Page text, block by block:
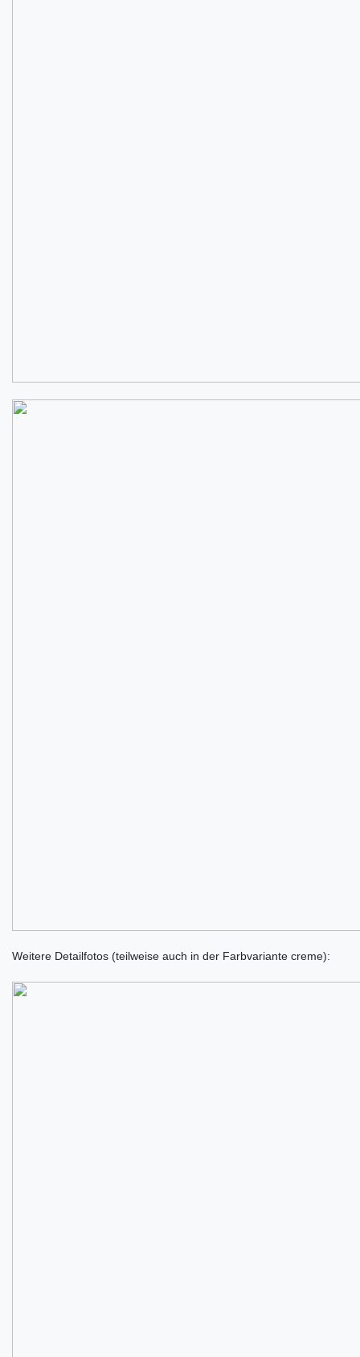
Weitere Detailfotos (teilweise auch in der Farbvariante creme):